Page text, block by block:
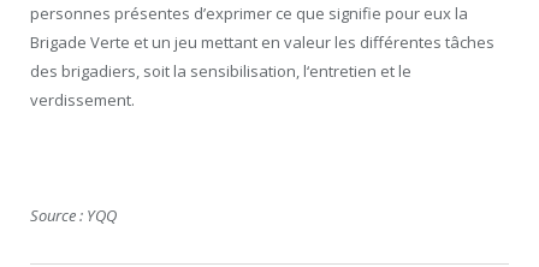
personnes présentes d’exprimer ce que signifie pour eux la
Brigade Verte et un jeu mettant en valeur les différentes tâches
des brigadiers, soit la sensibilisation, l‘entretien et le
verdissement.
Source : YQQ